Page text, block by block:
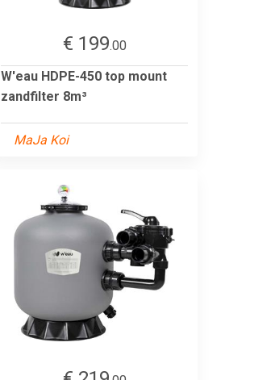
€ 199.00
W'eau HDPE-450 top mount
zandfilter 8m³
MaJa Koi